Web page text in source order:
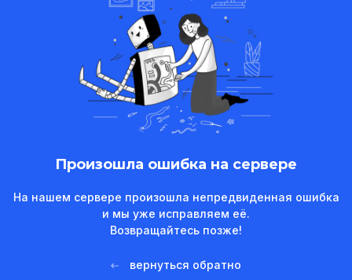
Произошла ошибка на сервере
На нашем сервере произошла непредвиденная ошибка
и мы уже исправляем её.
Возвращайтесь позже!
вернуться обратно